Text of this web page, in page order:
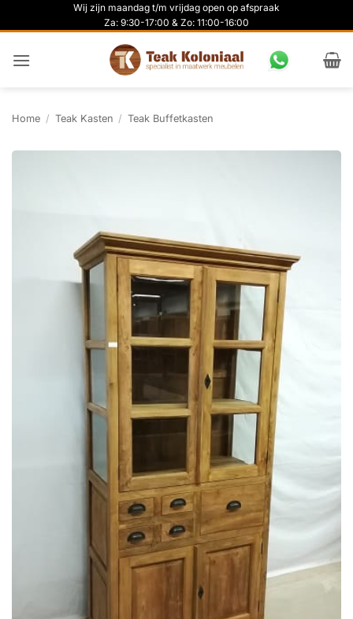
naar
Wij zijn maandag t/m vrijdag open op afspraak
Za: 9:30-17:00 & Zo: 11:00-16:00
Home / Teak Kasten / Teak Buffetkasten